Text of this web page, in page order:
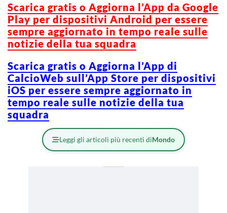
Scarica gratis o Aggiorna l’App da Google
Play per dispositivi Android per essere
sempre aggiornato in tempo reale sulle
notizie della tua squadra
Scarica gratis o Aggiorna l’App di
CalcioWeb sull’App Store per dispositivi
iOS per essere sempre aggiornato in
tempo reale sulle notizie della tua
squadra
Leggi gli articoli più recenti diMondo